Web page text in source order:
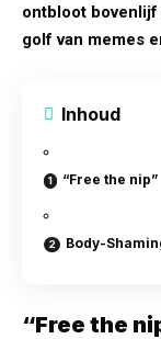
ontbloot bovenlijf
golf van memes
Inhoud
“Free the nip”
Body-
“Free the